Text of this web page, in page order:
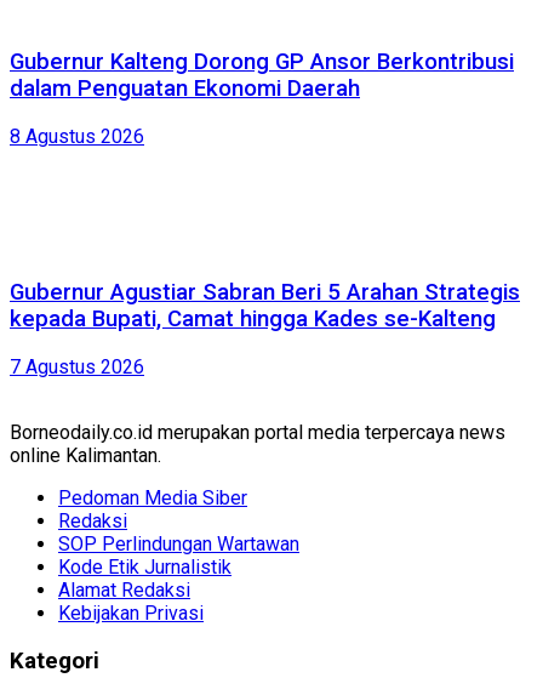
Gubernur Kalteng Dorong GP Ansor Berkontribusi
dalam Penguatan Ekonomi Daerah
8 Agustus 2026
Gubernur Agustiar Sabran Beri 5 Arahan Strategis
kepada Bupati, Camat hingga Kades se-Kalteng
7 Agustus 2026
Borneodaily.co.id merupakan portal media terpercaya news
online Kalimantan.
Pedoman Media Siber
Redaksi
SOP Perlindungan Wartawan
Kode Etik Jurnalistik
Alamat Redaksi
Kebijakan Privasi
Kategori